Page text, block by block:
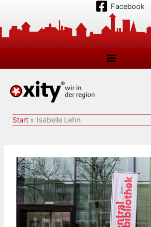
springen
Facebook
Start Isabelle Lehn